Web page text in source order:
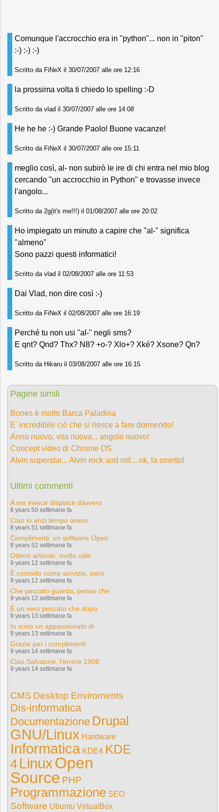
Comunque l'accrocchio era in "python"... non in "piton"
:-) :-) :-)
Scritto da FiNeX il 30/07/2007 alle ore 12:16
la prossima volta ti chiedo lo spelling :-D
Scritto da vlad il 30/07/2007 alle ore 14:08
He he he :-) Grande Paolo! Buone vacanze!
Scritto da FiNeX il 30/07/2007 alle ore 15:11
meglio così, al- non subirò le ire di chi entra nel mio blog
cercando "un accrocchio in Python" e trovasse invece
l'angolo...
Scritto da 2g(it's me!!!) il 01/08/2007 alle ore 20:02
Ho impiegato un minuto a capire che "al-" significa
"almeno"
Sono pazzi questi informatici!
Scritto da vlad il 02/08/2007 alle ore 11:53
Dai Vlad, non dire così :-)
Scritto da FiNeX il 02/08/2007 alle ore 16:19
Perché tu non usi "al-" negli sms?
E qnt? Qnd? Thx? N8? +o-? Xlo+? Xké? Xsone? Qn?
Scritto da Hikaru il 03/08/2007 alle ore 16:15
Pagine simili
Bones è molto Barca Paladina
E' incredibile ciò che si riesce a fare dormendo!
Anno nuovo, vita nuova... angolo nuovo!
Concept video di Chrome OS
Alvin superstar... Alvin rock and roll... ok, la smetto!
Ultimi commenti
A me invece dispiace davvero
8 years 50 settimane fa
Ciao io anzi tempo avevo
8 years 51 settimane fa
Complimenti, un software Open
8 years 52 settimane fa
Ottimo articolo, molto utile
9 years 12 settimane fa
È comodo come servizio, però
9 years 12 settimane fa
Che peccato guarda, pensa che
9 years 12 settimane fa
È un vero peccato che dopo
9 years 13 settimane fa
Io sono un appassionato di
9 years 13 settimane fa
Grazie per i complimenti
9 years 14 settimane fa
Ciao Salvatore, l'errore 1908
9 years 14 settimane fa
CMS Desktop Enviroments
Dis-informatica
Documentazione Drupal
GNU/Linux Hardware
Informatica KDE4 KDE
4 LinuxOpen
Source PHP
Programmazione SEO
Software Ubuntu VirtualBox